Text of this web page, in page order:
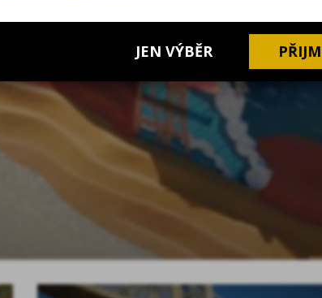
další atrakci s unikátním konceptem -
na dobrodružství a adrenalinové okamžiky.
a dalšími herními prvky, které rozvíjejí
JEN VÝBĚR